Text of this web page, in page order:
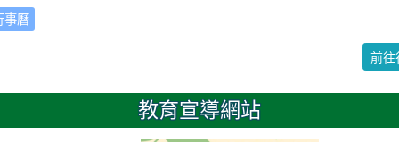
31
事曆
前往
教育宣導網站